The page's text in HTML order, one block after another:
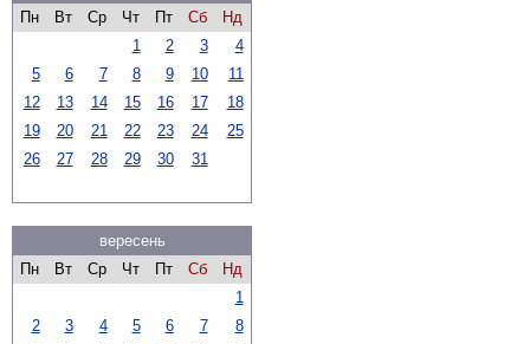
Пн
Вт Ср Чт Пт Сб
Нд
1
2 3
4
5
6 7 8 9 10
11
12
13 14 15 16 17
18
19
20 21 22 23 24
25
26
27 28 29 30 31
вересень
Пн
Вт Ср Чт Пт Сб
Нд
1
2
3 4 5 6 7
8